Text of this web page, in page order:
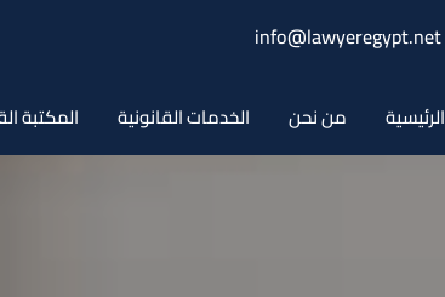
info@lawyeregypt.net
الرئيسية من نحن الخدمات القانونية المكتبة